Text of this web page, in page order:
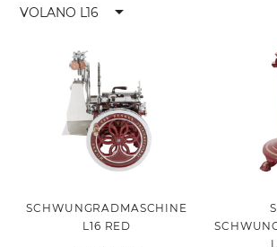
VOLANO L16 arrow_drop_down
SCHWUNGRADMASCHINE
L16 RED